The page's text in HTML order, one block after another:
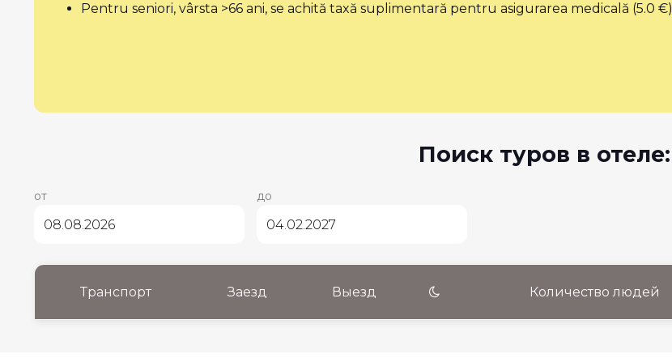
Pentru seniori, vârsta >66 ani, se achită taxă suplimentară pentru asigurarea medicală (5.0 €)
Поиск туров в отеле:
от до
Транспорт Заезд Выезд Количество людей